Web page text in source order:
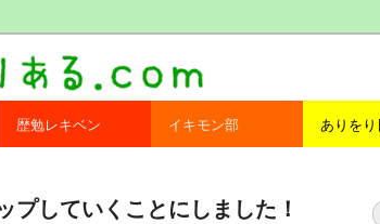
歴勉レキベン イキモン部 ありを
していくことにしました！